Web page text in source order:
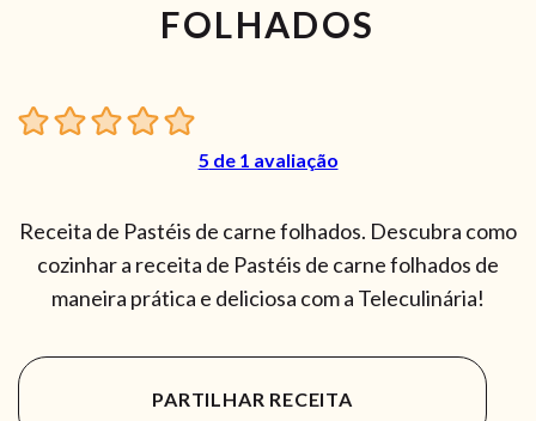
FOLHADOS
5 de 1 avaliação
Receita de Pastéis de carne folhados. Descubra como
cozinhar a receita de Pastéis de carne folhados de
maneira prática e deliciosa com a Teleculinária!
PARTILHAR RECEITA